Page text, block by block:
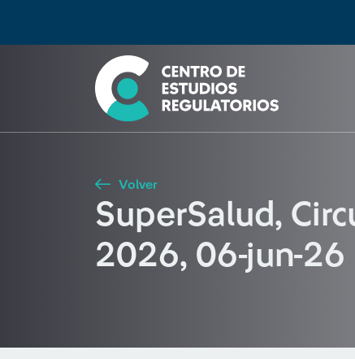
Seleccione país
Buscar
Volver
SuperSalud,
2026, 06-jun-26